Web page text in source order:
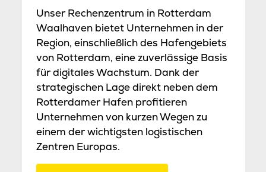
Unser Rechenzentrum in Rotterdam
Waalhaven bietet Unternehmen in der
Region, einschließlich des Hafengebiets
von Rotterdam, eine zuverlässige Basis
für digitales Wachstum. Dank der
strategischen Lage direkt neben dem
Rotterdamer Hafen profitieren
Unternehmen von kurzen Wegen zu
einem der wichtigsten logistischen
Zentren Europas.